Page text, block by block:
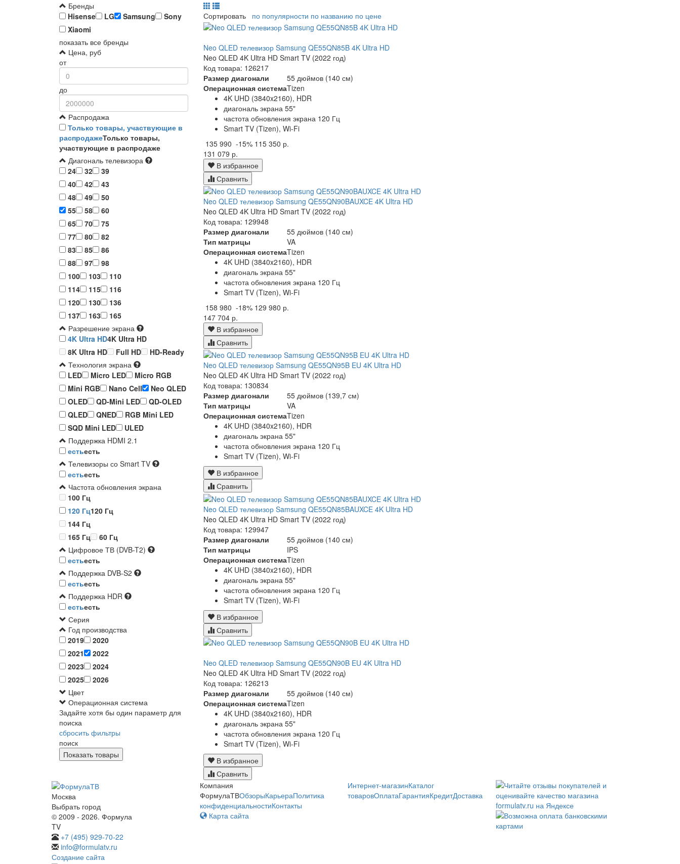
Бренды
Hisense
LG Samsung
Sony
Xiaomi
показать все бренды
Цена, руб
от
до
Распродажа
Только товары, участвующие в
распродажеТолько товары,
участвующие в распродаже
Диагональ телевизора
24
32
39
40
42
43
48
49
50
55
58
60
65
70
75
77
80
82
83
85
86
88
97
98
100
103
110
114
115
116
120
130
136
137
163
165
Разрешение экрана
4K Ultra HD4K Ultra HD
8K Ultra HD
Full HD
HD-Ready
Технология экрана
LED
Micro LED
Micro RGB
Mini RGB
Nano Cell
Neo QLED
OLED
QD-Mini LED
QD-OLED
QLED
QNED
RGB Mini LED
SQD Mini LED
ULED
Поддержка HDMI 2.1
естьесть
Телевизоры со Smart TV
естьесть
Частота обновления экрана
100 Гц
120 Гц120 Гц
144 Гц
165 Гц
60 Гц
Цифровое ТВ (DVB-T2)
естьесть
Поддержка DVB-S2
естьесть
Поддержка HDR
естьесть
Серия
Год производства
2019
2020
2021
2022
2023
2024
2025
2026
Цвет
Операционная система
Задайте хотя бы один параметр для
поиска
сбросить фильтры
поиск
Сортировать по популярности по названию по цене
Neo QLED телевизор Samsung QE55QN85B 4K Ultra HD
Neo QLED 4K Ultra HD Smart TV (2022 год)
Код товара: 126217
Размер диагонали
55 дюймов (140 см)
Операционная системаTizen
4K UHD (3840x2160), HDR
диагональ экрана 55"
частота обновления экрана 120 Гц
Smart TV (Tizen), Wi-Fi
135 990 -15% 115 350 р.
131 079 р.
В избранное
Сравнить
Neo QLED телевизор Samsung QE55QN90BAUXCE 4K Ultra HD
Neo QLED 4K Ultra HD Smart TV (2022 год)
Код товара: 129948
Размер диагонали
55 дюймов (140 см)
Тип матрицы
VA
Операционная системаTizen
4K UHD (3840x2160), HDR
диагональ экрана 55"
частота обновления экрана 120 Гц
Smart TV (Tizen), Wi-Fi
158 980 -18% 129 980 р.
147 704 р.
В избранное
Сравнить
Neo QLED телевизор Samsung QE55QN95B EU 4K Ultra HD
Neo QLED 4K Ultra HD Smart TV (2022 год)
Код товара: 130834
Размер диагонали
55 дюймов (139,7 см)
Тип матрицы
VA
Операционная системаTizen
4K UHD (3840x2160), HDR
диагональ экрана 55"
частота обновления экрана 120 Гц
Smart TV (Tizen), Wi-Fi
В избранное
Сравнить
Neo QLED телевизор Samsung QE55QN85BAUXCE 4K Ultra HD
Neo QLED 4K Ultra HD Smart TV (2022 год)
Код товара: 129947
Размер диагонали
55 дюймов (140 см)
Тип матрицы
IPS
Операционная системаTizen
4K UHD (3840x2160), HDR
диагональ экрана 55"
частота обновления экрана 120 Гц
Smart TV (Tizen), Wi-Fi
В избранное
Сравнить
Neo QLED телевизор Samsung QE55QN90B EU 4K Ultra HD
Neo QLED 4K Ultra HD Smart TV (2022 год)
Код товара: 126213
Размер диагонали
55 дюймов (140 см)
Операционная системаTizen
4K UHD (3840x2160), HDR
диагональ экрана 55"
частота обновления экрана 120 Гц
Smart TV (Tizen), Wi-Fi
В избранное
Сравнить
Москва
Выбрать город
© 2009 - 2026. Формула
TV
+7 (495) 929-70-22
info@formulatv.ru
Создание сайта
Компания
ФормулаТВОбзорыКарьераПолитика
конфиденциальностиКонтакты
Интернет-магазинКаталог
товаровОплатаГарантияКредитДоставка
Карта сайта